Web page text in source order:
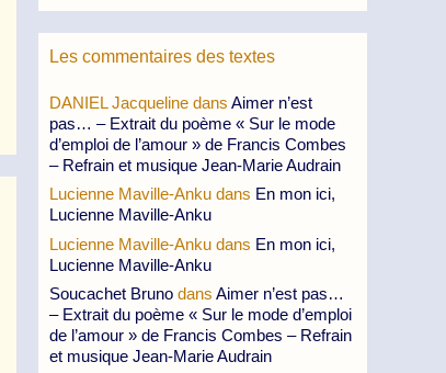
Les commentaires des textes
DANIEL Jacqueline dans Aimer n’est
pas… – Extrait du poème « Sur le mode
d’emploi de l’amour » de Francis Combes
– Refrain et musique Jean-Marie Audrain
Lucienne Maville-Anku dans En mon ici,
Lucienne Maville-Anku
Lucienne Maville-Anku dans En mon ici,
Lucienne Maville-Anku
Soucachet Bruno dans Aimer n’est pas…
– Extrait du poème « Sur le mode d’emploi
de l’amour » de Francis Combes – Refrain
et musique Jean-Marie Audrain